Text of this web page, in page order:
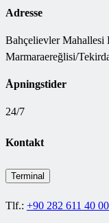
Adresse
Bahçelievler
Marmaraereğlisi/
Åpningstider
24/7
Kontakt
Terminal
Tlf.: +90 282 611 40 00